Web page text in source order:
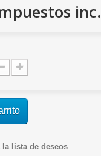
inc.
la lista de deseos